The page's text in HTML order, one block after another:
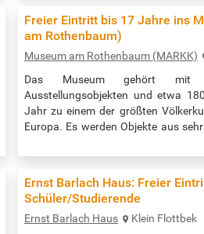
Großen ebenso wie für die
Wiese in den Großen Wallanlagen
Veranstaltungszeiten (täglich
und 14:00 Uhr - Sa + So: 15:00 +
Freier Eintritt bis 17 Jahre ins
am Rothenbaum)
Museum am Rothenbaum (MARKK)
Das Museum gehört mit
Ausstellungsobjekten und etwa
Jahr zu einem der größten
Europa. Es werden Objekte aus
indigenen Bevölkerung
vielfältige und spannende Zeitreise
Kulturen erwartet sie. Kinder und…
Ernst Barlach Haus: Freier
Schüler/Studierende
Ernst Barlach Haus
Klein Flottbek